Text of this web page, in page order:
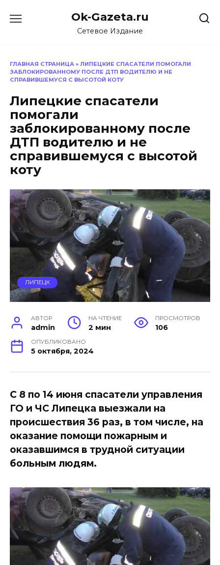
Ok-Gazeta.ru
Сетевое Издание
ГЛАВНАЯ СТРАНИЦА » ЛИПЕЦКИЕ СПАСАТЕЛИ ПОМОГАЛИ
ЗАБЛОКИРОВАННОМУ ПОСЛЕ ДТП ВОДИТЕЛЮ И НЕ
СПРАВИВШЕМУСЯ С ВЫСОТОЙ КОТУ
Липецкие спасатели
помогали
заблокированному после
ДТП водителю и не
справившемуся с высотой
коту
ЛИПЕЦК
АВТОР
admin
НА ЧТЕНИЕ
2 мин
ПРОСМОТРОВ
106
ОПУБЛИКОВАНО
5 октября, 2024
С 8 по 14 июня спасатели управления
ГО и ЧС Липецка выезжали на
происшествия 36 раз, в том числе, на
оказание помощи пожарным и
оказавшимся в трудной ситуации
больным людям.